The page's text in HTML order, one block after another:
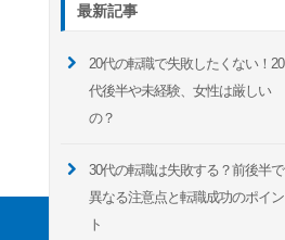
最新記事
20代の転職で失敗したくない！20
代後半や未経験、女性は厳しい
の？
30代の転職は失敗する？前後半で
異なる注意点と転職成功のポイン
ト